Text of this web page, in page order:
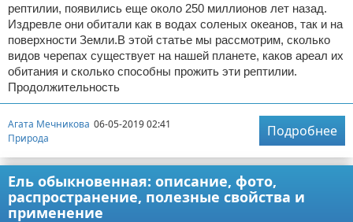
рептилии, появились еще около 250 миллионов лет назад.
Издревле они обитали как в водах соленых океанов, так и на
поверхности Земли.В этой статье мы рассмотрим, сколько
видов черепах существует на нашей планете, каков ареал их
обитания и сколько способны прожить эти рептилии.
Продолжительность
Агата Мечникова 06-05-2019 02:41
Природа
Подробнее
Ель обыкновенная: описание, фото,
распространение, полезные свойства и
применение